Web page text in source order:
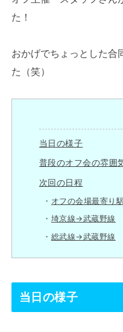
た！
おかげでちょっとした合
た（笑）
当日の様子
普段のオフ会の雰囲
次回の日程
オフの会場最寄り
埼京線→武蔵野線
総武線→武蔵野線
当日の様子